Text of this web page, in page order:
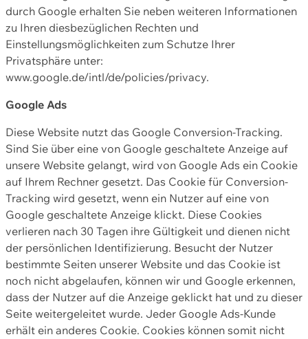
durch Google erhalten Sie neben weiteren Informationen
zu Ihren diesbezüglichen Rechten und
Einstellungsmöglichkeiten zum Schutze Ihrer
Privatsphäre unter:
www.google.de/intl/de/policies/privacy.
Google Ads
Diese Website nutzt das Google Conversion-Tracking.
Sind Sie über eine von Google geschaltete Anzeige auf
unsere Website gelangt, wird von Google Ads ein Cookie
auf Ihrem Rechner gesetzt. Das Cookie für Conversion-
Tracking wird gesetzt, wenn ein Nutzer auf eine von
Google geschaltete Anzeige klickt. Diese Cookies
verlieren nach 30 Tagen ihre Gültigkeit und dienen nicht
der persönlichen Identifizierung. Besucht der Nutzer
bestimmte Seiten unserer Website und das Cookie ist
noch nicht abgelaufen, können wir und Google erkennen,
dass der Nutzer auf die Anzeige geklickt hat und zu dieser
Seite weitergeleitet wurde. Jeder Google Ads-Kunde
erhält ein anderes Cookie. Cookies können somit nicht